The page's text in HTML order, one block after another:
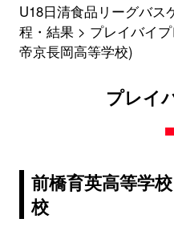
U18日清食品リーグバス
程・結果
プレイバイ
帝京長岡高等学校)
プレイ
前橋育英高等学
校